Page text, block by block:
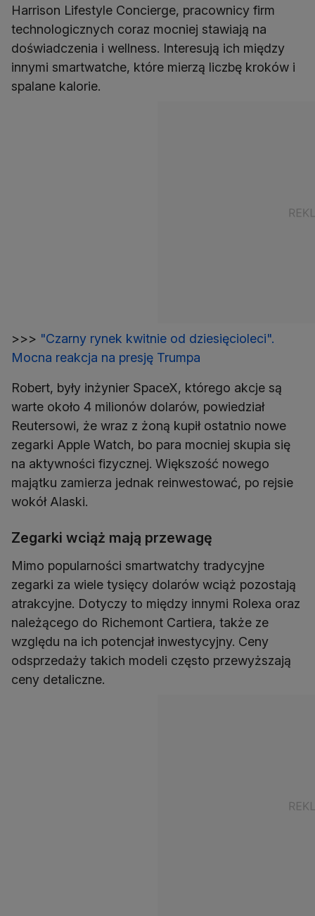
Harrison Lifestyle Concierge, pracownicy firm
technologicznych coraz mocniej stawiają na
doświadczenia i wellness. Interesują ich między
innymi smartwatche, które mierzą liczbę kroków i
spalane kalorie.
>>> "Czarny rynek kwitnie od dziesięcioleci".
Mocna reakcja na presję Trumpa
Robert, były inżynier SpaceX, którego akcje są
warte około 4 milionów dolarów, powiedział
Reutersowi, że wraz z żoną kupił ostatnio nowe
zegarki Apple Watch, bo para mocniej skupia się
na aktywności fizycznej. Większość nowego
majątku zamierza jednak reinwestować, po rejsie
wokół Alaski.
Zegarki wciąż mają przewagę
Mimo popularności smartwatchy tradycyjne
zegarki za wiele tysięcy dolarów wciąż pozostają
atrakcyjne. Dotyczy to między innymi Rolexa oraz
należącego do Richemont Cartiera, także ze
względu na ich potencjał inwestycyjny. Ceny
odsprzedaży takich modeli często przewyższają
ceny detaliczne.